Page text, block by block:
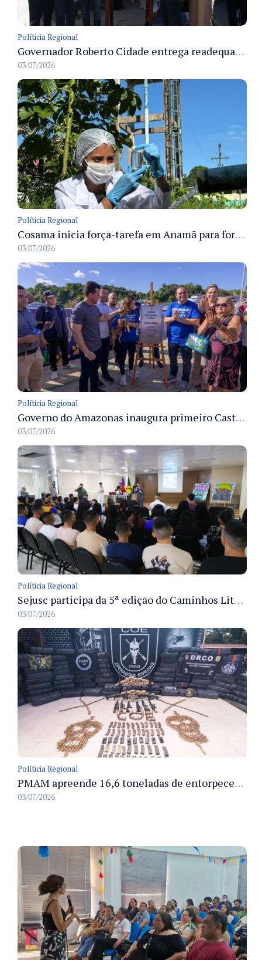
Políticia Regional
Governador Roberto Cidade entrega readequação do ambulatório da FCecon e amplia capacidade de atendimento oncológico em Manaus
03/07/2026
Políticia Regional
Cosama inicia força-tarefa em Anamã para fortalecer abastecimento de água e segurança hídrica da população
03/07/2026
Políticia Regional
Governo do Amazonas inaugura primeiro Castramóvel Fluvial para atendimento veterinário às comunidades ribeirinhas e castração gratuita
03/07/2026
Políticia Regional
Sejusc participa da 5ª edição do Caminhos Literários com foco na cultura hip-hop nas unidades socioeducativas
03/07/2026
Políticia Regional
PMAM apreende 16,6 toneladas de entorpecentes e registra aumento nas prisões em flagrante e nas capturas de foragidos no primeiro semestre de 2026
03/07/2026